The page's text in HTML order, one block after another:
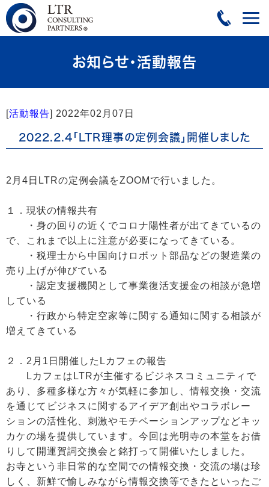
お知らせ・活動報告
[活動報告] 2022年02月07日
2022.2.4「LTR理事の定例会議」開催しました
2月4日LTRの定例会議をZOOMで行いました。
１．現状の情報共有
・身の回りの近くでコロナ陽性者が出てきているの
で、これまで以上に注意が必要になってきている。
・税理士から中国向けロボット部品などの製造業の
売り上げが伸びている
・認定支援機関として事業復活支援金の相談が急増
している
・行政から特定空家等に関する通知に関する相談が
増えてきている
２．2月1日開催したLカフェの報告
LカフェはLTRが主催するビジネスコミュニティで
あり、多種多様な方々が気軽に参加し、情報交換・交流
を通じてビジネスに関するアイデア創出やコラボレー
ションの活性化、刺激やモチベーションアップなどキッ
カケの場を提供しています。今回は光明寺の本堂をお借
りして開運賀詞交換会と銘打って開催いたしました。
お寺という非日常的な空間での情報交換・交流の場は珍
しく、新鮮で愉しみながら情報交換等できたといったご